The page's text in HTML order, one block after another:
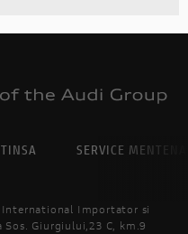
SERVICE
Importator si
Giurgiului,23 C, km.9